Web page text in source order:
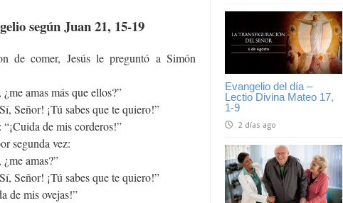
Evangelio del día –
Lectio Divina Mateo 17,
1-9
2 días ago
según Juan 21, 15-19
de comer, Jesús le preguntó a Simón
amas más que ellos?”
Señor! ¡Tú sabes que te quiero!”
de mis corderos!”
segunda vez:
amas?”
Señor! ¡Tú sabes que te quiero!”
de mis ovejas!”